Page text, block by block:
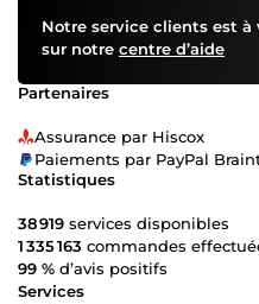
confidentialité et respect
contacter avant toute
Notre service clients est
sur notre centre d’aide
Partenaires
Assurance par Hiscox
Paiements par PayPal
Statistiques
38 919 services disponibles
1 335 163 commandes
99 % d’avis positifs
Services